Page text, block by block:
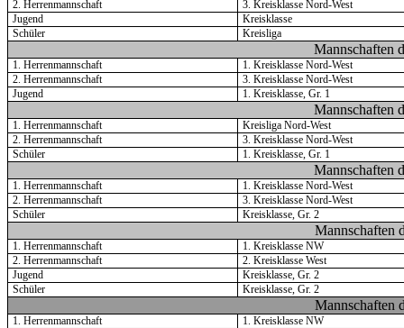
2. Herrenmannschaft
3. Kreisklasse Nord-West
Jugend
Kreisklasse
Schüler
Kreisliga
Mannschaften
1. Herrenmannschaft
1. Kreisklasse Nord-West
2. Herrenmannschaft
3. Kreisklasse Nord-West
Jugend
1. Kreisklasse, Gr. 1
Mannschaften
1. Herrenmannschaft
Kreisliga Nord-West
2. Herrenmannschaft
3. Kreisklasse Nord-West
Schüler
1. Kreisklasse, Gr. 1
Mannschaften
1. Herrenmannschaft
1. Kreisklasse Nord-West
2. Herrenmannschaft
3. Kreisklasse Nord-West
Schüler
Kreisklasse, Gr. 2
Mannschaften
1. Herrenmannschaft
1. Kreisklasse NW
2. Herrenmannschaft
2. Kreisklasse West
Jugend
Kreisklasse, Gr. 2
Schüler
Kreisklasse, Gr. 2
Mannschaften
1. Herrenmannschaft
1. Kreisklasse NW